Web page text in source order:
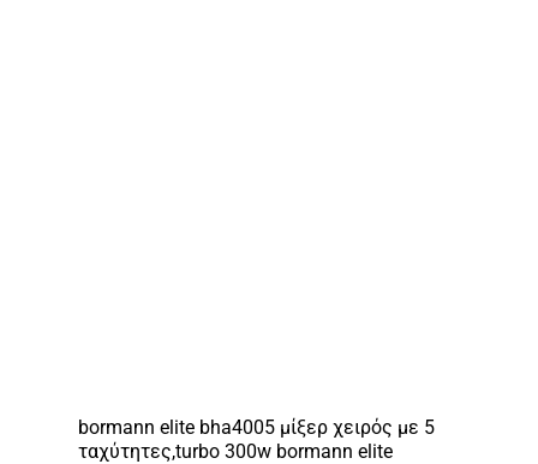
bormann elite bha4005 μίξερ χειρός με 5
ταχύτητες,turbo 300w bormann elite